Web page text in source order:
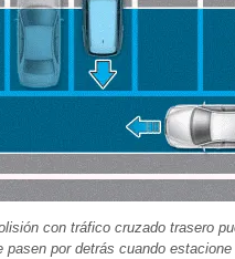
con tráfico cruzado trasero
pasen por detrás cuando